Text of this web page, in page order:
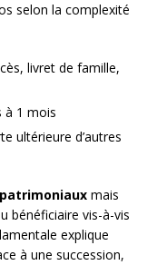
selon la complexité
livret de famille,
à 1 mois
ultérieure d’autres
mais
bénéficiaire vis-à-vis
explique
à une succession,